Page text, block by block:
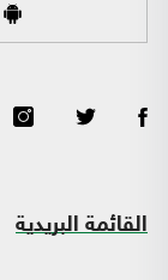
القائمة البريدية